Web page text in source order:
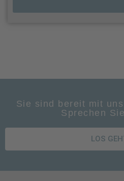
Sie sind bereit mit
Sprechen
LOS